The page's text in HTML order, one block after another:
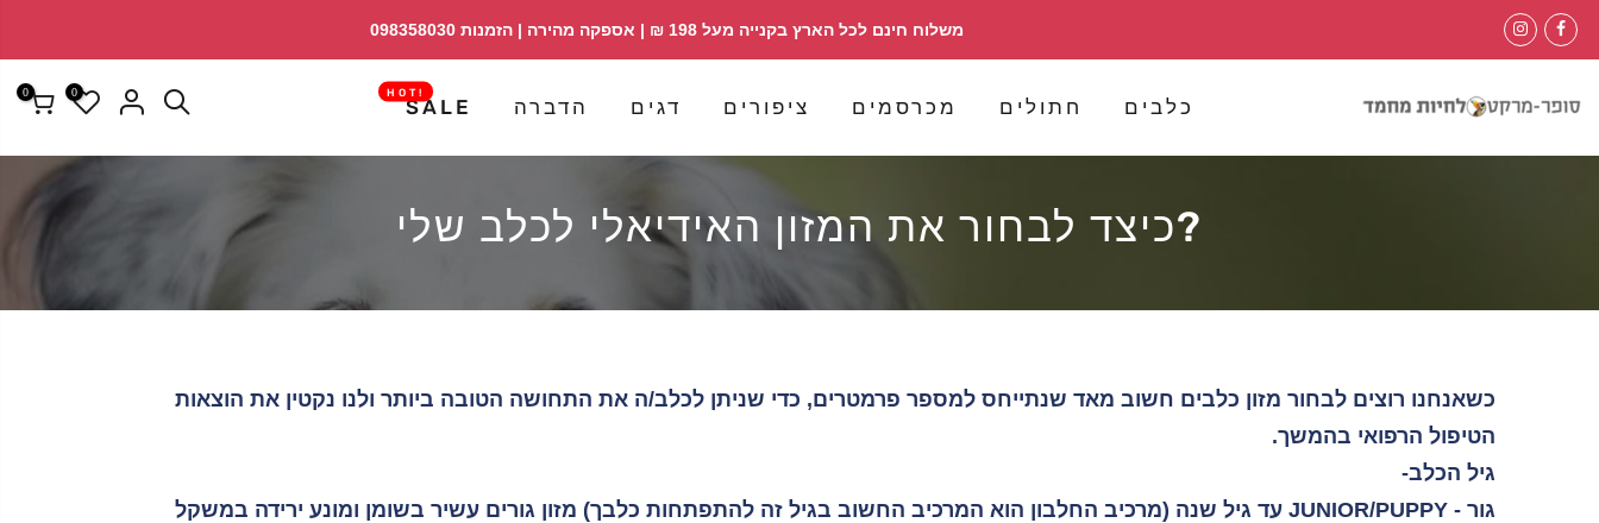
דלג
לתוכן
משלוח חינם לכל הארץ בקנייה מעל 198 ₪ | אספקה מהירה | הזמנות 098358030
כלבים חתולים מכרסמים ציפורים דגים הדברה SALE
!HOT
0
0
?כיצד לבחור את המזון האידיאלי לכלב שלי
כשאנחנו רוצים לבחור מזון כלבים חשוב מאד שנתייחס למספר פרמטרים, כדי שניתן לכלב/ה את התחושה הטובה ביותר ולנו נקטין את הוצאות
הטיפול הרפואי בהמשך.
גיל הכלב-
גור - JUNIOR/PUPPY עד גיל שנה (מרכיב החלבון הוא המרכיב החשוב בגיל זה להתפתחות כלבך) מזון גורים עשיר בשומן ומונע ירידה במשקל